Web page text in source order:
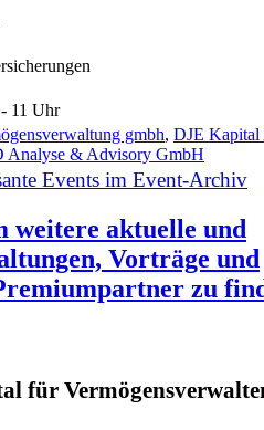
11 Uhr
gmbh, DJE
Analyse & Advisory GmbH
Events im Event-Archiv
weitere aktuelle und
Vorträge und
zu
für